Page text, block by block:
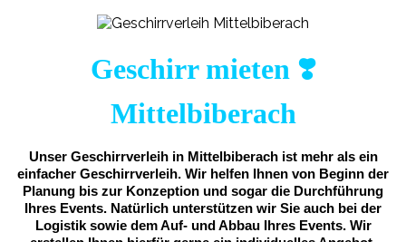
Geschirr mieten ❣️
Mittelbiberach
Unser Geschirrverleih in Mittelbiberach ist mehr als ein
einfacher Geschirrverleih. Wir helfen Ihnen von Beginn der
Planung bis zur Konzeption und sogar die Durchführung
Ihres Events. Natürlich unterstützen wir Sie auch bei der
Logistik sowie dem Auf- und Abbau Ihres Events. Wir